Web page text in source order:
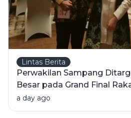
Lintas Berita
Perwakilan Sampang
Besar pada Grand Final
a day ago